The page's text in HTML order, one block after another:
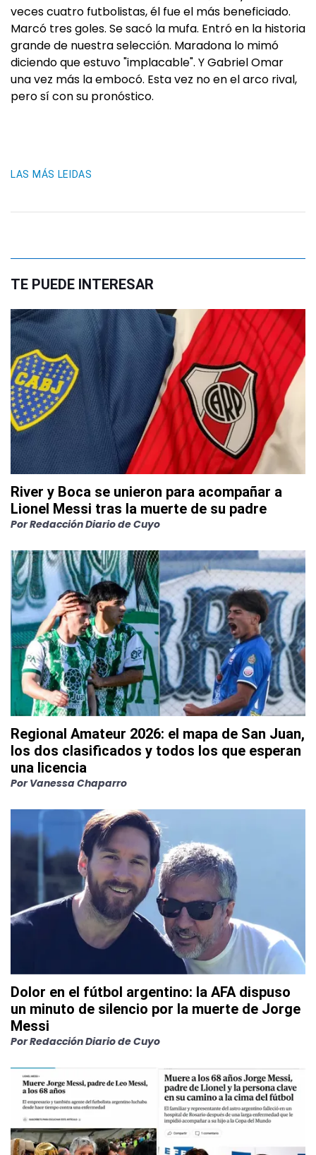
veces cuatro futbolistas, él fue el más beneficiado.
Marcó tres goles. Se sacó la mufa. Entró en la historia
grande de nuestra selección. Maradona lo mimó
diciendo que estuvo "implacable". Y Gabriel Omar
una vez más la embocó. Esta vez no en el arco rival,
pero sí con su pronóstico.
LAS MÁS LEIDAS
TE PUEDE INTERESAR
River y Boca se unieron para acompañar a
Lionel Messi tras la muerte de su padre
PorRedacción Diario de Cuyo
Regional Amateur 2026: el mapa de San Juan,
los dos clasificados y todos los que esperan
una licencia
Por Vanessa Chaparro
Dolor en el fútbol argentino: la AFA dispuso
un minuto de silencio por la muerte de Jorge
Messi
PorRedacción Diario de Cuyo